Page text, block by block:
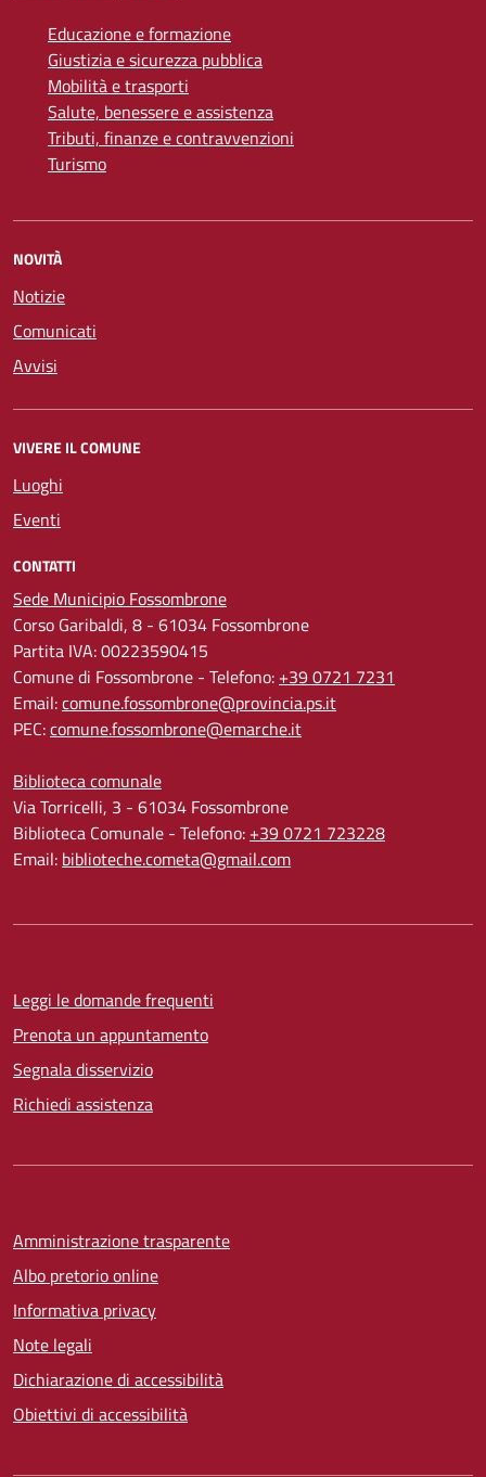
Educazione e formazione
Giustizia e sicurezza pubblica
Mobilità e trasporti
Salute, benessere e assistenza
Tributi, finanze e contravvenzioni
Turismo
NOVITÀ
Notizie
Comunicati
Avvisi
VIVERE IL COMUNE
Luoghi
Eventi
CONTATTI
Sede Municipio Fossombrone
Corso Garibaldi, 8 - 61034 Fossombrone
Partita IVA: 00223590415
Comune di Fossombrone - Telefono: +39 0721 7231
Email:comune.fossombrone@provincia.ps.it
PEC:comune.fossombrone@emarche.it
Biblioteca comunale
Via Torricelli, 3 - 61034 Fossombrone
Biblioteca Comunale - Telefono: +39 0721 723228
Email: biblioteche.cometa@gmail.com
Leggi le domande frequenti
Prenota un appuntamento
Segnala disservizio
Richiedi assistenza
Amministrazione trasparente
Albo pretorio online
Informativa privacy
Note legali
Dichiarazione di accessibilità
Obiettivi di accessibilità